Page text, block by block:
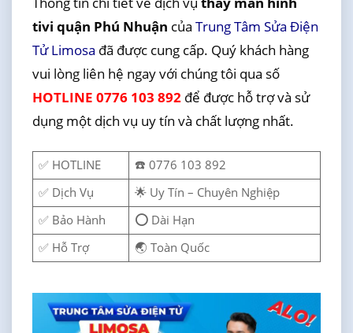
tivi quận Phú Nhuận của Trung Tâm Sửa Điện
Tử Limosa đã được cung cấp. Quý khách hàng
vui lòng liên hệ ngay với chúng tôi qua số
HOTLINE 0776 103 892để được hỗ trợ và sử
dụng một dịch vụ uy tín và chất lượng nhất.
✅ HOTLINE
☎️ 0776 103 892
✅ Dịch Vụ
🌟 Uy Tín – Chuyên Nghiệp
✅ Bảo Hành
⭕ Dài Hạn
✅ Hỗ Trợ
🌏 Toàn Quốc